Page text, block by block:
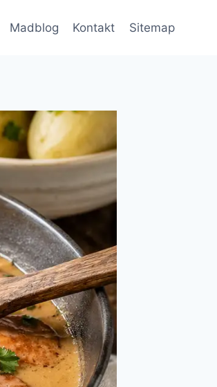
Madblog Kontakt Sitemap